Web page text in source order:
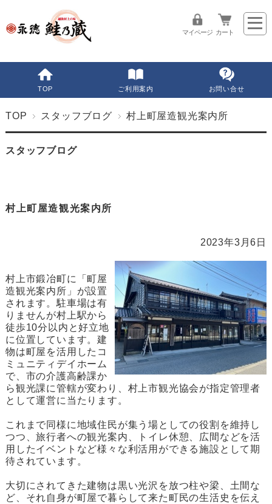
マイページ カート
TOP ご利用案内 お問い合せ
TOP スタッフブログ 村上町屋造観光案内所
スタッフブログ
村上町屋造観光案内所
2023年3月6日
村上市鍛冶町に「町屋
造観光案内所」が設置
されます。駐車場は有
りませんが村上駅から
徒歩10分以内と好立地
に位置しています。建
物は町屋を活用したコ
ミュニティデイホーム
で、市の介護高齢課か
ら観光課に管轄が変わり、村上市観光協会が指定管理者
として運営に当たります。
これまで同様に地域住民が集う場としての役割を維持し
つつ、旅行者への観光案内、トイレ休憩、広間などを活
用したイベントなど様々な利活用ができる施設として期
待されています。
大切にされてきた建物は黒い光沢を放つ柱や梁、土間な
ど、それ自身が町屋で暮らして来た町民の生活史を伝え